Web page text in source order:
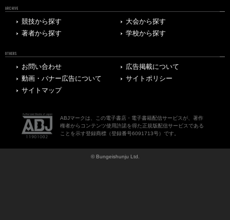
ARCHIVE
競技から探す
大会から探す
著者から探す
学校から探す
OTHERS
お問い合わせ
広告掲載について
動画・バナー広告について
サイトポリシー
サイトマップ
ABJマークは、この電子書店・電子書籍配信サービスが、著作
権者からコンテンツ使用許諾を得た正規版配信サービスである
ことを示す登録商標（登録番号6091713号）です。
© Bungeishunju Ltd.